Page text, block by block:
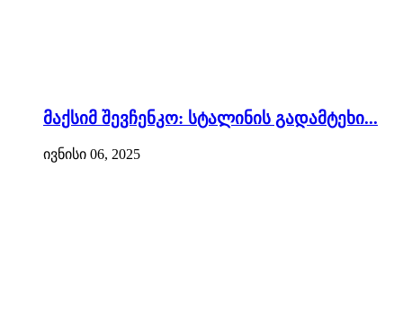
მაქსიმ შევჩენკო: სტალინის გადამტეხი...
ივნისი 06, 2025